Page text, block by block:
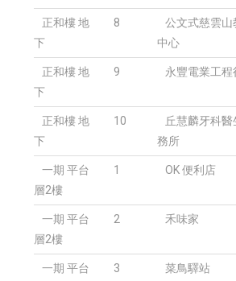
正和樓 地
下
8
公文式慈雲山
中心
正和樓 地
下
9 永豐電業工程
正和樓 地
下
10
丘慧麟牙科醫
務所
一期 平台
層2樓
1 OK 便利店
一期 平台
層2樓
2 禾味家
一期 平台
3 菜鳥驛站